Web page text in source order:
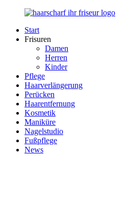
Zurück
Inhalt
Haarscharf
Händen
Start
Frisuren
Damen
Herren
Kinder
Pflege
Haarverlängerung
Perücken
Haarentfernung
Kosmetik
Maniküre
Nagelstudio
Fußpflege
News